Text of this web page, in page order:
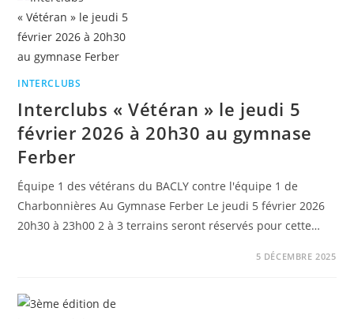
INTERCLUBS
Interclubs « Vétéran » le jeudi 5
février 2026 à 20h30 au gymnase
Ferber
Équipe 1 des vétérans du BACLY contre l'équipe 1 de
Charbonnières Au Gymnase Ferber Le jeudi 5 février 2026
20h30 à 23h00 2 à 3 terrains seront réservés pour cette…
5 DÉCEMBRE 2025